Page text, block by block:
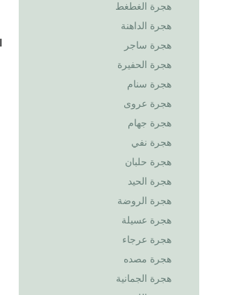
هجرة الغطغط
هجرة الداهنة
هجرة ساجر
هجرة الحفيرة
هجرة سنام
هجرة عروى
هجرة جهام
هجرة نفي
هجرة حلبان
هجرة الحيد
هجرة الروضة
هجرة عسيلة
هجرة عرجاء
هجرة مصده
هجرة الجمانية